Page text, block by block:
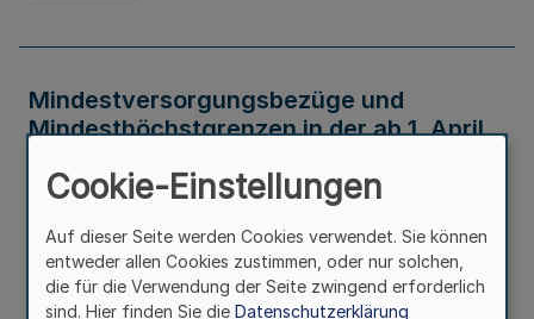
Mindestversorgungsbezüge und
Mindesthöchstgrenzen in der ab 1. April
Verwaltungsvorschrift
Cookie-Einstellungen
Auf dieser Seite werden Cookies verwendet. Sie können
entweder allen Cookies zustimmen, oder nur solchen,
die für die Verwendung der Seite zwingend erforderlich
sind. Hier finden Sie die Datenschutzerklärung